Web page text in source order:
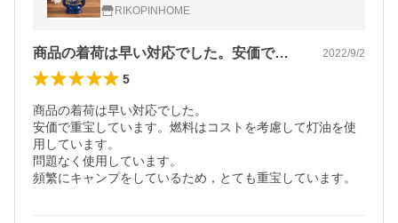
き型 おしゃれ 燃料式
RIKOPINHOME
商品の着荷は早い対応でした。安価で重宝… 2022/9/2
5
商品の着荷は早い対応でした。
安価で重宝しています。燃料はコストを考慮して灯油を使
用しています。
問題なく使用しています。
頻繁にキャンプをしているため，とても重宝しています。